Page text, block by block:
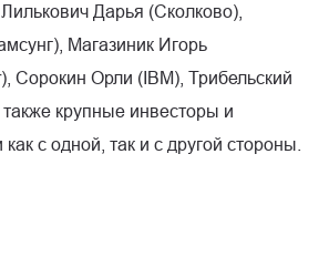
Дарья (Сколково),
Магазиник Игорь
Сорокин Орли (IBM), Трибельский
крупные инвесторы и
с одной, так и с другой стороны.